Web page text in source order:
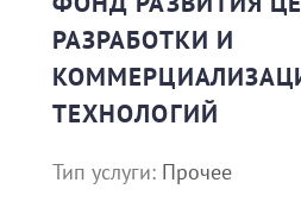
РАЗРАБОТКИ И
ТЕХНОЛОГИЙ
Тип услуги: Прочее